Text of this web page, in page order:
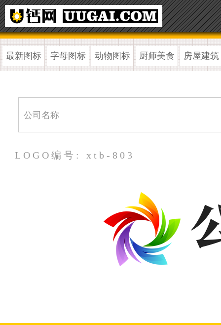
最新图标 字母图标 动物图标 厨师美食 房屋建筑
LOGO编号: xtb-803